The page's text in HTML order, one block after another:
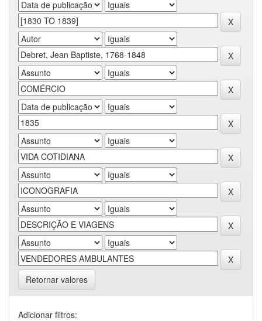
Retornar valores
Adicionar filtros: